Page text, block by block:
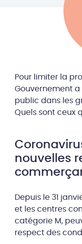
Pour limiter la
Gouvernement a
public dans les
Quels sont ceux
nouvelles
Depuis le 31
et les centres
catégorie M,
respect des